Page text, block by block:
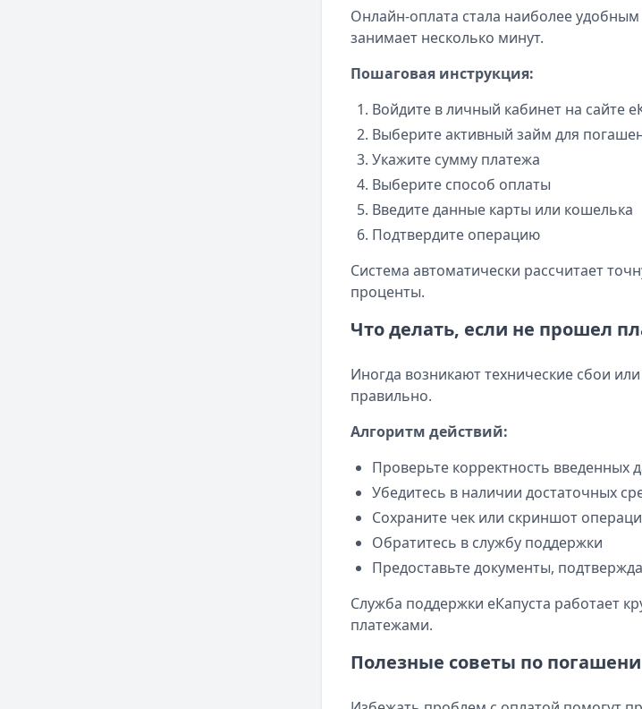
Онлайн-оплата стала наиболее
занимает несколько минут.
Пошаговая инструкция:
Войдите в личный кабинет на сайте
Выберите активный займ для
Укажите сумму платежа
Выберите способ оплаты
Введите данные карты или кошелька
Подтвердите операцию
Система автоматически рассчитает
проценты.
Что делать, если не прошел
Иногда возникают технические сбои
правильно.
Алгоритм действий:
Проверьте корректность введенных
Убедитесь в наличии достаточных
Сохраните чек или скриншот
Обратитесь в службу поддержки
Предоставьте документы,
Служба поддержки еКапуста работает
платежами.
Полезные советы по